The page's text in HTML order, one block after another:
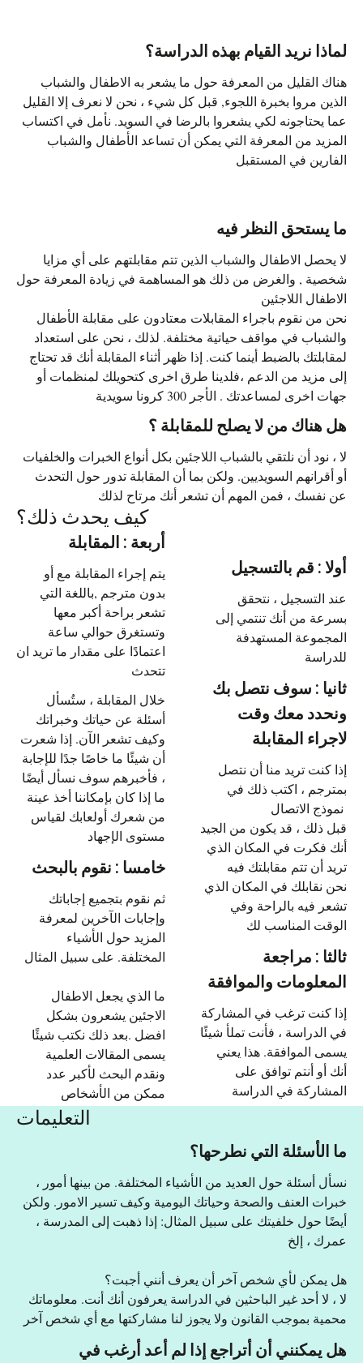
لماذا نريد القيام بهذه الدراسة؟
هناك القليل من المعرفة حول ما يشعر به الاطفال والشباب
الذين مروا بخبرة اللجوء, قبل كل شيء ، نحن لا نعرف إلا القليل
عما يحتاجونه لكي يشعروا بالرضا في السويد. نأمل في اكتساب
المزيد من المعرفة التي يمكن أن تساعد الأطفال والشباب
الفارين في المستقبل
ما يستحق النظر فيه
لا يحصل الاطفال والشباب الذين تتم مقابلتهم على أي مزايا
شخصية , والغرض من ذلك هو المساهمة في زيادة المعرفة حول
الاطفال اللاجئين
نحن من نقوم باجراء المقابلات معتادون على مقابلة الأطفال
والشباب في مواقف حياتية مختلفة. لذلك ، نحن على استعداد
لمقابلتك بالضبط أينما كنت. إذا ظهر أثناء المقابلة أنك قد تحتاج
إلى مزيد من الدعم ،فلدينا طرق اخرى كتحويلك لمنظمات أو
جهات اخرى لمساعدتك . الأجر 300 كرونا سويدية
هل هناك من لا يصلح للمقابلة ؟
لا ، نود أن نلتقي بالشباب اللاجئين بكل أنواع الخبرات والخلفيات
أو أقرانهم السويديين. ولكن بما أن المقابلة تدور حول التحدث
عن نفسك ، فمن المهم أن تشعر أنك مرتاح لذلك
كيف يحدث ذلك؟
أربعة : المقابلة
يتم إجراء المقابلة مع أو
بدون مترجم ,باللغة التي
تشعر براحة أكبر معها
وتستغرق حوالي ساعة
اعتمادًا على مقدار ما تريد ان
تتحدث
خلال المقابلة ، ستُسأل
أسئلة عن حياتك وخبراتك
وكيف تشعر الآن. إذا شعرت
أن شيئًا ما خاصًا جدًا للإجابة
، فأخبرهم سوف نسأل أيضًا
ما إذا كان بإمكاننا أخذ عينة
من شعرك أولعابك لقياس
مستوى الإجهاد
خامسا : نقوم بالبحث
ثم نقوم بتجميع إجاباتك
وإجابات الآخرين لمعرفة
المزيد حول الأشياء
المختلفة. على سبيل المثال
ما الذي يجعل الاطفال
الاجئين يشعرون بشكل
افضل .بعد ذلك نكتب شيئًا
يسمى المقالات العلمية
ونقدم البحث لأكبر عدد
ممكن من الأشخاص
أولا : قم بالتسجيل
عند التسجيل ، نتحقق
بسرعة من أنك تنتمي إلى
المجموعة المستهدفة
للدراسة
ثانيا : سوف نتصل بك
ونحدد معك وقت
لاجراء المقابلة
إذا كنت تريد منا أن نتصل
بمترجم ، اكتب ذلك في
قبل ذلك ، قد يكون من الجيد
أنك فكرت في المكان الذي
تريد أن تتم مقابلتك فيه
نحن نقابلك في المكان الذي
تشعر فيه بالراحة وفي
الوقت المناسب لك
ثالثا : مراجعة
المعلومات والموافقة
إذا كنت ترغب في المشاركة
في الدراسة ، فأنت تملأ شيئًا
يسمى الموافقة. هذا يعني
أنك أو أنتم توافق على
المشاركة في الدراسة
التعليمات
ما الأسئلة التي نطرحها؟
نسأل أسئلة حول العديد من الأشياء المختلفة. من بينها أمور ،
خبرات العنف والصحة وحياتك اليومية وكيف تسير الامور. ولكن
أيضًا حول خلفيتك على سبيل المثال: إذا ذهبت إلى المدرسة ،
عمرك ، إلخ
هل يمكن لأي شخص آخر أن يعرف أنني أجبت؟
لا ، لا أحد غير الباحثين في الدراسة يعرفون أنك أنت. معلوماتك
محمية بموجب القانون ولا يجوز لنا مشاركتها مع أي شخص آخر
هل يمكنني أن أتراجع إذا لم أعد أرغب في